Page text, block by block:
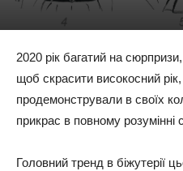
2020 рік багатий на
щоб скрасити високосний
продемонстрували в своїх
прикрас в повному розумінні
Головний тренд в біжутерії